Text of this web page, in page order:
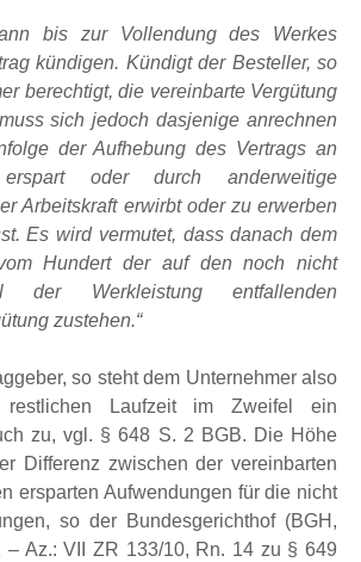
bis zur Vollendung des Werkes
kündigen. Kündigt der Besteller, so
berechtigt, die vereinbarte Vergütung
sich jedoch dasjenige anrechnen
der Aufhebung des Vertrags an
erspart oder durch anderweitige
Arbeitskraft erwirbt oder zu erwerben
Es wird vermutet, dass danach dem
Hundert der auf den noch nicht
der Werkleistung entfallenden
zustehen.“
so steht dem Unternehmer also
restlichen Laufzeit im Zweifel ein
zu, vgl. § 648 S. 2 BGB. Die Höhe
Differenz zwischen der vereinbarten
ersparten Aufwendungen für die nicht
so der Bundesgerichthof (BGH,
– Az.: VII ZR 133/10, Rn. 14 zu § 649